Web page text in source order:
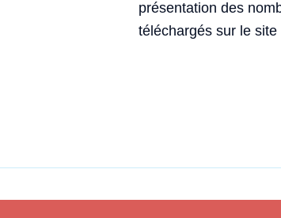
présentation des
téléchargés sur le